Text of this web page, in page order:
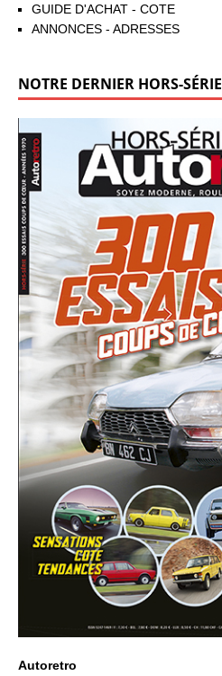
GUIDE D'ACHAT - COTE
ANNONCES - ADRESSES
NOTRE DERNIER HORS-SÉRIE
Autoretro